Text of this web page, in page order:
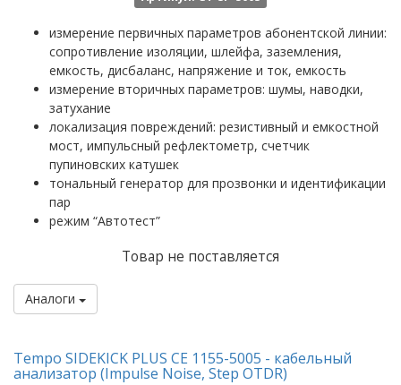
измерение первичных параметров абонентской линии:
сопротивление изоляции, шлейфа, заземления,
емкость, дисбаланс, напряжение и ток, емкость
измерение вторичных параметров: шумы, наводки,
затухание
локализация повреждений: резистивный и емкостной
мост, импульсный рефлектометр, счетчик
пупиновских катушек
тональный генератор для прозвонки и идентификации
пар
режим “Автотест”
Товар не поставляется
Аналоги
Tempo SIDEKICK PLUS CE 1155-5005 - кабельный
анализатор (Impulse Noise, Step OTDR)